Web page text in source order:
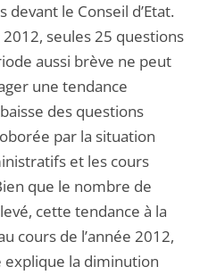
le Conseil d’Etat.
seules 25 questions
aussi brève ne peut
une tendance
des questions
par la situation
et les cours
que le nombre de
cette tendance à la
cours de l’année 2012,
explique la diminution